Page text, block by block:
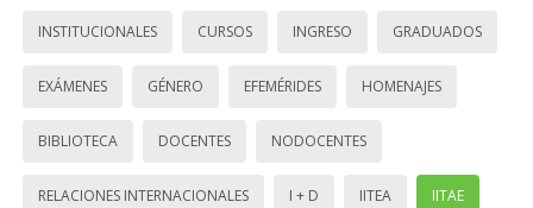
INSTITUCIONALES CURSOS INGRESO GRADUADOS
EXÁMENES GÉNERO EFEMÉRIDES HOMENAJES
BIBLIOTECA DOCENTES NODOCENTES
RELACIONES INTERNACIONALES I + D IITEA IITAE